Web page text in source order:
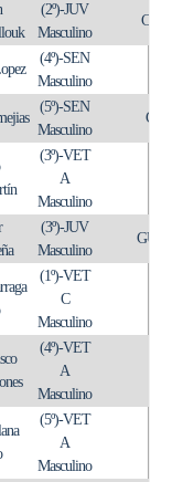
(2º)-JUV
Masculino
(4º)-SEN
Masculino
(5º)-SEN
Masculino
C.A.
(3º)-VET
A
Masculino
(3º)-JUV
Masculino
(1º)-VET
C
Masculino
(4º)-VET
A
Masculino
(5º)-VET
A
Masculino